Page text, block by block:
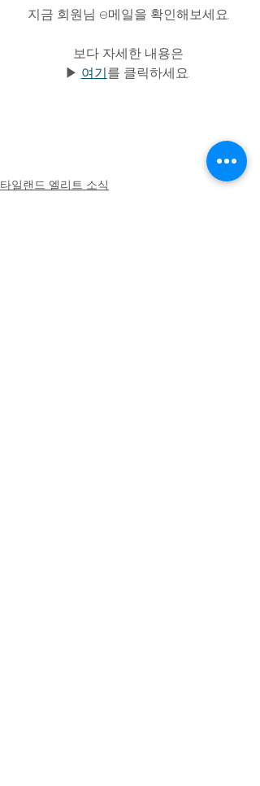
지금 회원님 e메일을 확인해보세요.
보다 자세한 내용은
▶ 여기를 클릭하세요.
타일랜드 엘리트 소식